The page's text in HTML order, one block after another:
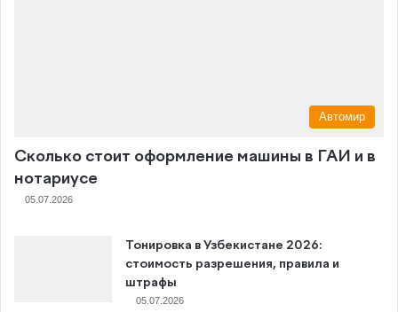
Автомир
Сколько стоит оформление машины в ГАИ и в
нотариусе
05.07.2026
Тонировка в Узбекистане 2026:
стоимость разрешения, правила и
штрафы
05.07.2026